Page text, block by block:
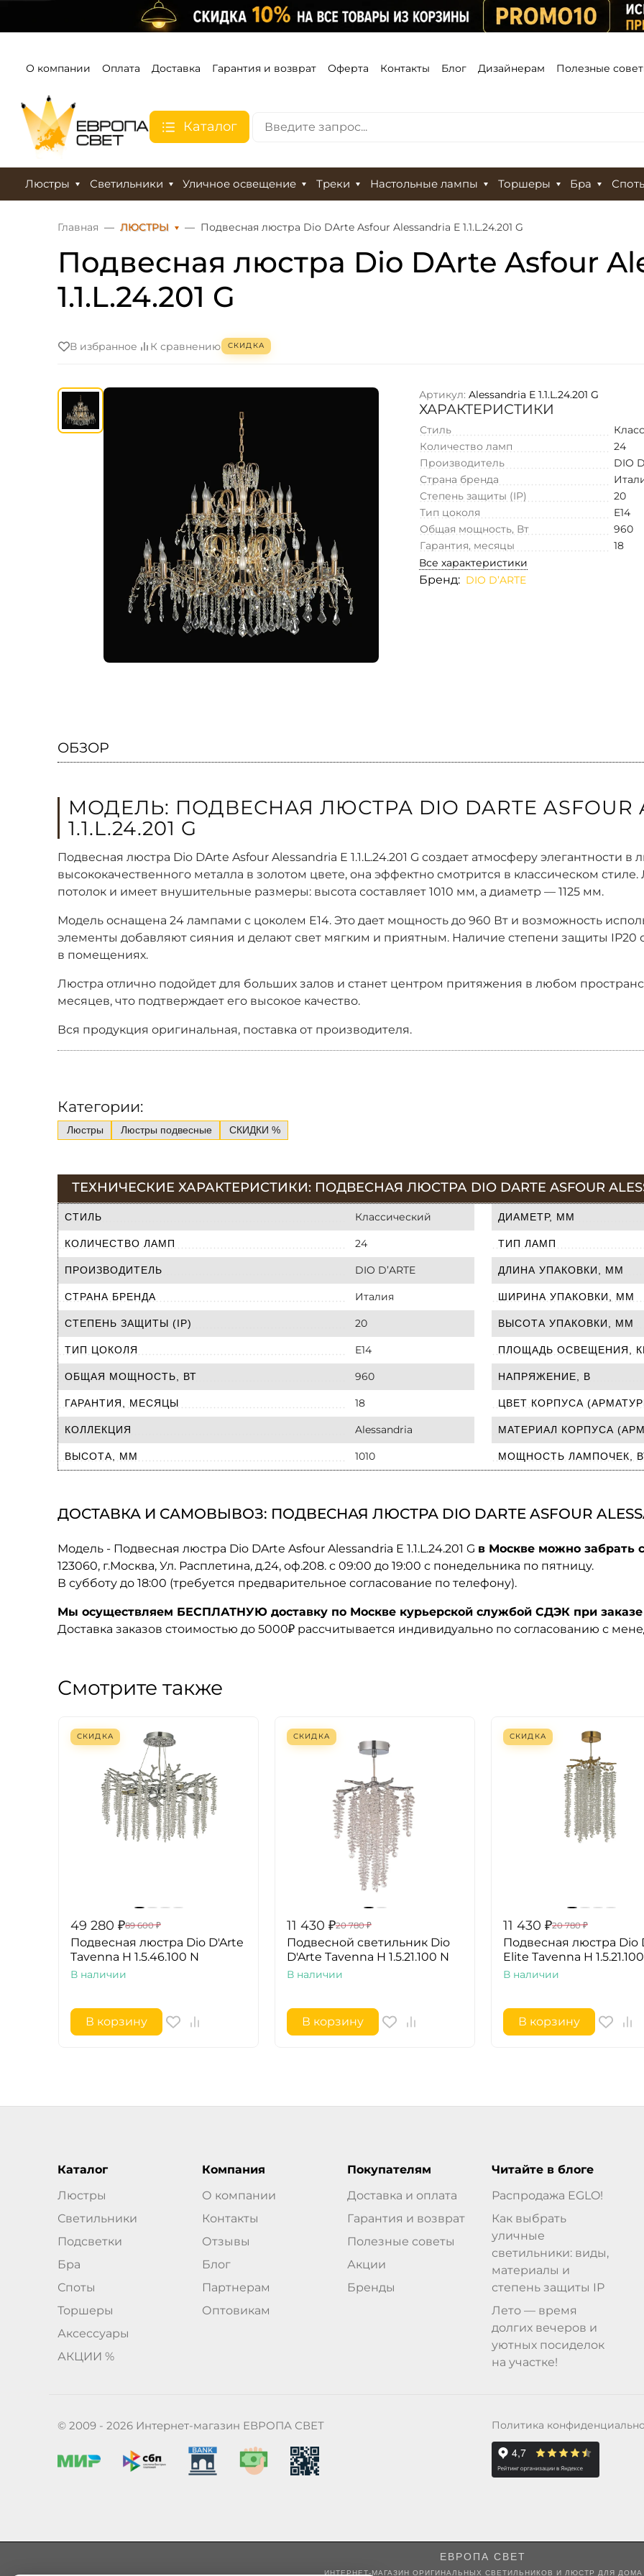
О компании Оплата Доставка Гарантия и возврат Оферта Контакты Блог Дизайнерам Полезные
Каталог
Люстры Светильники Уличное освещение Треки Настольные лампы Торшеры Бра
Главная ЛЮСТРЫ Подвесная люстра Dio DArte Asfour Alessandria E 1.1.L.24.201 G
Подвесная люстра Dio DArte Asfour
1.1.L.24.201 G
В избранное К сравнению СКИДКА
Артикул: Alessandria E 1.1.L.24.201 G
ХАРАКТЕРИСТИКИ
Стиль
Количество ламп
24
Производитель
DIO
Страна бренда
Степень защиты (IP)
20
Тип цоколя
E14
Общая мощность, Вт
960
Гарантия, месяцы
18
Все характеристики
Бренд: DIO D’ARTE
ОБЗОР
МОДЕЛЬ: ПОДВЕСНАЯ ЛЮСТРА DIO DARTE ASFOUR
1.1.L.24.201 G
Подвесная люстра Dio DArte Asfour Alessandria E 1.1.L.24.201 G создает атмосферу элегантности
высококачественного металла в золотом цвете, она эффектно смотрится в классическом
потолок и имеет внушительные размеры: высота составляет 1010 мм, а диаметр — 1125 мм.
Модель оснащена 24 лампами с цоколем E14. Это дает мощность до 960 Вт и возможность
элементы добавляют сияния и делают свет мягким и приятным. Наличие степени защиты IP20
в помещениях.
Люстра отлично подойдет для больших залов и станет центром притяжения в любом
месяцев, что подтверждает его высокое качество.
Вся продукция оригинальная, поставка от производителя.
Категории:
Люстры Люстры подвесные СКИДКИ %
ТЕХНИЧЕСКИЕ ХАРАКТЕРИСТИКИ: ПОДВЕСНАЯ ЛЮСТРА DIO DARTE ASFOUR
СТИЛЬ Классический
КОЛИЧЕСТВО ЛАМП 24
ПРОИЗВОДИТЕЛЬ DIO D’ARTE
СТРАНА БРЕНДА Италия
СТЕПЕНЬ ЗАЩИТЫ (IP) 20
ТИП ЦОКОЛЯ E14
ОБЩАЯ МОЩНОСТЬ, ВТ 960
ГАРАНТИЯ, МЕСЯЦЫ 18
КОЛЛЕКЦИЯ Alessandria
ВЫСОТА, ММ 1010
ДИАМЕТР, ММ
ТИП ЛАМП
ДЛИНА УПАКОВКИ, ММ
ШИРИНА УПАКОВКИ, ММ
ВЫСОТА УПАКОВКИ, ММ
ПЛОЩАДЬ ОСВЕЩЕНИЯ,
НАПРЯЖЕНИЕ, В
ЦВЕТ КОРПУСА
МАТЕРИАЛ КОРПУСА
МОЩНОСТЬ ЛАМПОЧЕК,
ДОСТАВКА И САМОВЫВОЗ: ПОДВЕСНАЯ ЛЮСТРА DIO DARTE ASFOUR
Модель - Подвесная люстра Dio DArte Asfour Alessandria E 1.1.L.24.201 G в Москве можно забрать
123060, г.Москва, Ул. Расплетина, д.24, оф.208. с 09:00 до 19:00 с понедельника по пятницу.
В субботу до 18:00 (требуется предварительное согласование по телефону).
Мы осуществляем БЕСПЛАТНУЮ доставку по Москве курьерской службой СДЭК при заказе
Доставка заказов стоимостью до 5000₽ рассчитывается индивидуально по согласованию с
Смотрите также
СКИДКА
49 280 ₽89 600 ₽
Подвесная люстра Dio D'Arte
Tavenna H 1.5.46.100 N
В наличии
В корзину
СКИДКА
11 430 ₽20 780 ₽
Подвесной светильник Dio
D'Arte Tavenna H 1.5.21.100 N
В наличии
В корзину
СКИДКА
11 430 ₽20 780 ₽
Подвесная люстра Dio
Elite Tavenna H
В наличии
В корзину
Каталог
Люстры
Светильники
Подсветки
Бра
Споты
Торшеры
Аксессуары
АКЦИИ %
Компания
О компании
Контакты
Отзывы
Блог
Партнерам
Оптовикам
Покупателям
Доставка и оплата
Гарантия и возврат
Полезные советы
Акции
Бренды
Читайте в блоге
Распродажа EGLO!
Как выбрать
уличные
светильники: виды,
материалы и
степень защиты IP
Лето — время
долгих вечеров и
уютных посиделок
на участке!
© 2009 - 2026 Интернет-магазин ЕВРОПА СВЕТ Политика
ЕВРОПА СВЕТ
ИНТЕРНЕТ-МАГАЗИН ОРИГИНАЛЬНЫХ СВЕТИЛЬНИКОВ И ЛЮСТР ДЛЯ ДОМА